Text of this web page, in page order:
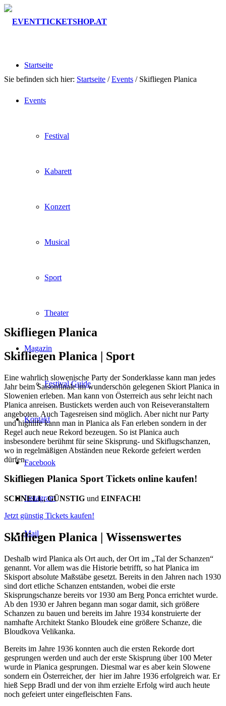
Startseite
Events
Festival
Kabarett
Konzert
Musical
Sport
Theater
Magazin
Festival Guide
Kontakt
Facebook
Instagram
Mail
Sie befinden sich hier: Startseite / Events / Skifliegen Planica
Skifliegen Planica
Skifliegen Planica | Sport
Eine wahrlich slowenische Party der Sonderklasse kann man jedes
Jahr beim Saisonfinale im wunderschön gelegenen Skiort Planica in
Slowenien erleben. Man kann von Österreich aus sehr leicht nach
Planica anreisen. Bustickets werden auch von Reiseveranstaltern
angeboten. Auch Tagesreisen sind möglich. Aber nicht nur Party
und highlife kann man in Planica als Fan erleben sondern in der
Regel auch neue Rekord bezeugen. So ist Planica auch
insbesondere berühmt für seine Skisprung- und Skiflugschanzen,
wo in regelmäßigen Abständen neue Rekorde gefeiert werden
dürfen.
Skifliegen Planica Sport Tickets online kaufen!
SCHNELL, GÜNSTIG und EINFACH!
Jetzt günstig Tickets kaufen!
Skifliegen Planica | Wissenswertes
Deshalb wird Planica als Ort auch, der Ort im „Tal der Schanzen“
genannt. Vor allem was die Historie betrifft, so hat Planica im
Skisport absolute Maßstäbe gesetzt. Bereits in den Jahren nach 1930
sind dort etliche Schanzen entstanden, wobei die erste
Skisprungschanze bereits vor 1930 am Berg Ponca errichtet wurde.
Ab den 1930 er Jahren begann man sogar damit, sich größere
Schanzen zu bauen und bereits im Jahre 1934 konstruierte der
namhafte Architekt Stanko Bloudek eine größere Schanze, die
Bloudkova Velikanka.
Bereits im Jahre 1936 konnten auch die ersten Rekorde dort
gesprungen werden und auch der erste Skisprung über 100 Meter
wurde in Planica gesprungen. Diesmal war es aber kein Slowene
sondern ein Österreicher, der hier im Jahre 1936 erfolgreich war. Er
hieß Sepp Bradl und der von ihm erzielte Erfolg wird auch heute
noch gefeiert unter eingefleischten Fans.